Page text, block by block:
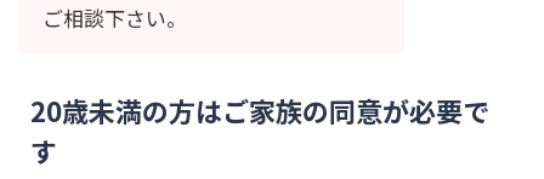
ご相談下さい。
20歳未満の方はご家族の同意が必要で
す